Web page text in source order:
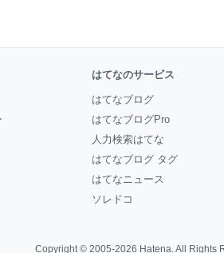
はてなのサービス
はてなブログ
はてなブログPro
人力検索はてな
はてなブログ タグ
はてなニュース
ソレドコ
Copyright © 2005-2026 Hatena. All Rights